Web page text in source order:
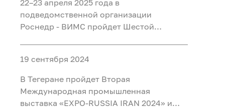
цветных металлов»
22–23 апреля 2025 года в
подведомственной организации
Роснедр - ВИМС пройдет Шестой
19 сентября 2024
В Тегеране пройдет Вторая
Международная промышленная
выставка «EXPO-RUSSIA IRAN 2024» и